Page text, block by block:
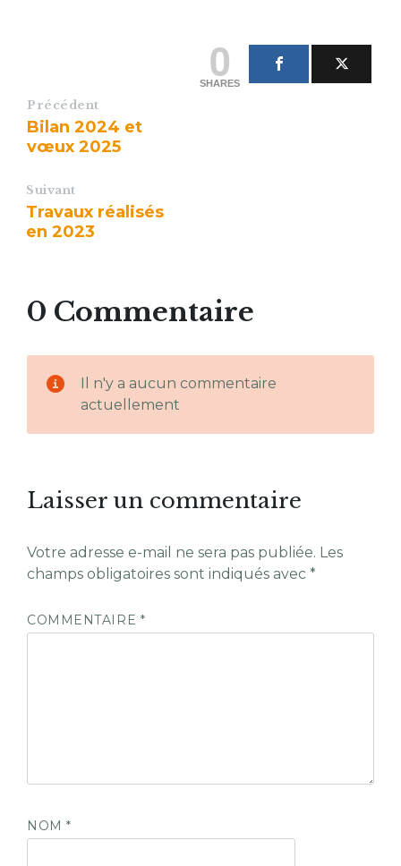
0
SHARES
Précédent
Bilan 2024 et
vœux 2025
Suivant
Travaux réalisés
en 2023
0 Commentaire
Il n'y a aucun commentaire
actuellement
Laisser un commentaire
Votre adresse e-mail ne sera pas publiée. Les
champs obligatoires sont indiqués avec *
COMMENTAIRE *
NOM*